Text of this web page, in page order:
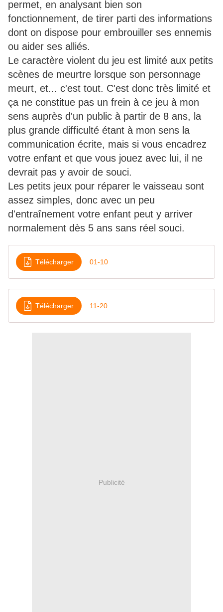
permet, en analysant bien son
fonctionnement, de tirer parti des informations
dont on dispose pour embrouiller ses ennemis
ou aider ses alliés.
Le caractère violent du jeu est limité aux petits
scènes de meurtre lorsque son personnage
meurt, et... c'est tout. C'est donc très limité et
ça ne constitue pas un frein à ce jeu à mon
sens auprès d'un public à partir de 8 ans, la
plus grande difficulté étant à mon sens la
communication écrite, mais si vous encadrez
votre enfant et que vous jouez avec lui, il ne
devrait pas y avoir de souci.
Les petits jeux pour réparer le vaisseau sont
assez simples, donc avec un peu
d'entraînement votre enfant peut y arriver
normalement dès 5 ans sans réel souci.
Télécharger 01-10
Télécharger 11-20
Publicité